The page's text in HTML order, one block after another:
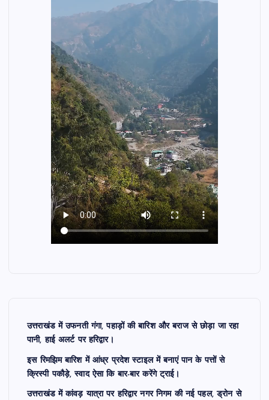
उत्तराखंड में उफनती गंगा, पहाड़ों की बारिश और बराज से छोड़ा जा रहा
पानी, हाई अलर्ट पर हरिद्वार।
इस रिमझिम बारिश में आंध्र प्रदेश स्टाइल में बनाएं पान के पत्तों से
क्रिस्पी पकौड़े, स्वाद ऐसा कि बार-बार करेंगे ट्राई।
उत्तराखंड में कांवड़ यात्रा पर हरिद्वार नगर निगम की नई पहल, ड्रोन से